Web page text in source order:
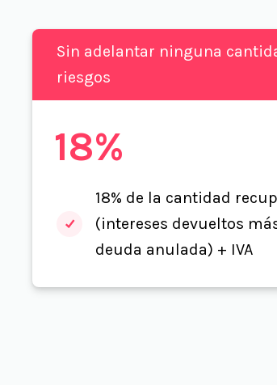
Sin adelantar ninguna
riesgos
18%
18% de la cantidad
(intereses devueltos
deuda anulada) + IVA